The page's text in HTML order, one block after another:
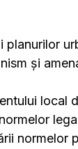
planurilor
și
local
normelor